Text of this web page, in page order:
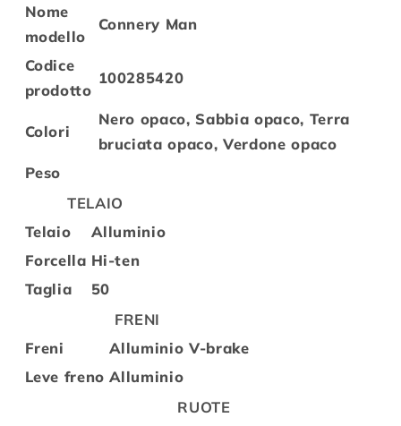
Nome
modello
Connery Man
Codice
prodotto
100285420
Colori
Nero opaco, Sabbia opaco, Terra
bruciata opaco, Verdone opaco
Peso
TELAIO
Telaio
Alluminio
Forcella Hi-ten
Taglia
50
FRENI
Freni
Alluminio V-brake
Leve freno Alluminio
RUOTE